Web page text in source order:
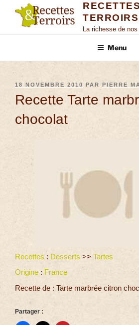
TERROIRS
La richesse de nos
Menu
18 NOVEMBRE 2010 PAR PIERRE
Recette Tarte
chocolat
Recettes : Desserts >> Tartes
Origine : France
Recette de : Tarte marbrée citron
Partager :